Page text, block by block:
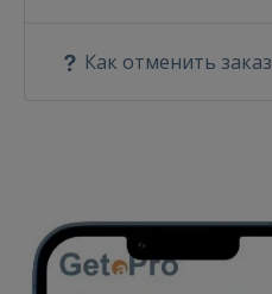
Как отменить заказ